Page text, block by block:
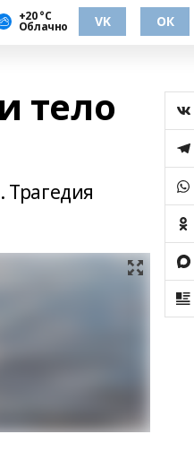
+20 °С
Облачно VK ОК
тело